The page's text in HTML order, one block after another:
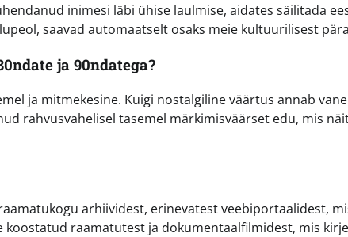
inimesi läbi ühise laulmise, aidates säilitada
saavad automaatselt osaks meie kultuurilisest
ja 90ndatega?
ja mitmekesine. Kuigi nostalgiline väärtus annab
rahvusvahelisel tasemel märkimisväärset edu, mis
arhiividest, erinevatest veebiportaalidest,
raamatutest ja dokumentaalfilmidest, mis